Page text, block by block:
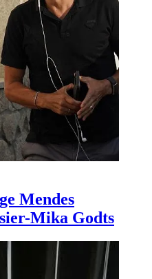
Mendes
Mika Godts